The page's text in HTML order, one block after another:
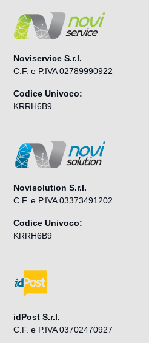
Noviservice S.r.l.
C.F. e P.IVA 02789990922
Codice Univoco:
KRRH6B9
Novisolution S.r.l.
C.F. e P.IVA 03373491202
Codice Univoco:
KRRH6B9
idPost S.r.l.
C.F. e P.IVA 03702470927